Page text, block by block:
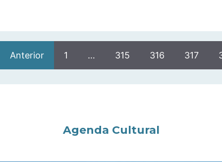
Anterior 1 … 315 316 317
Agenda Cultural